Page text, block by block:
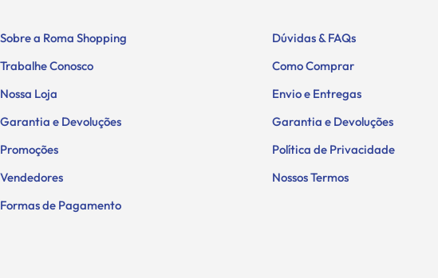
Sobre a Roma Shopping
Trabalhe Conosco
Nossa Loja
Garantia e Devoluções
Promoções
Vendedores
Formas de Pagamento
Dúvidas & FAQs
Como Comprar
Envio e Entregas
Garantia e Devoluções
Política de Privacidade
Nossos Termos